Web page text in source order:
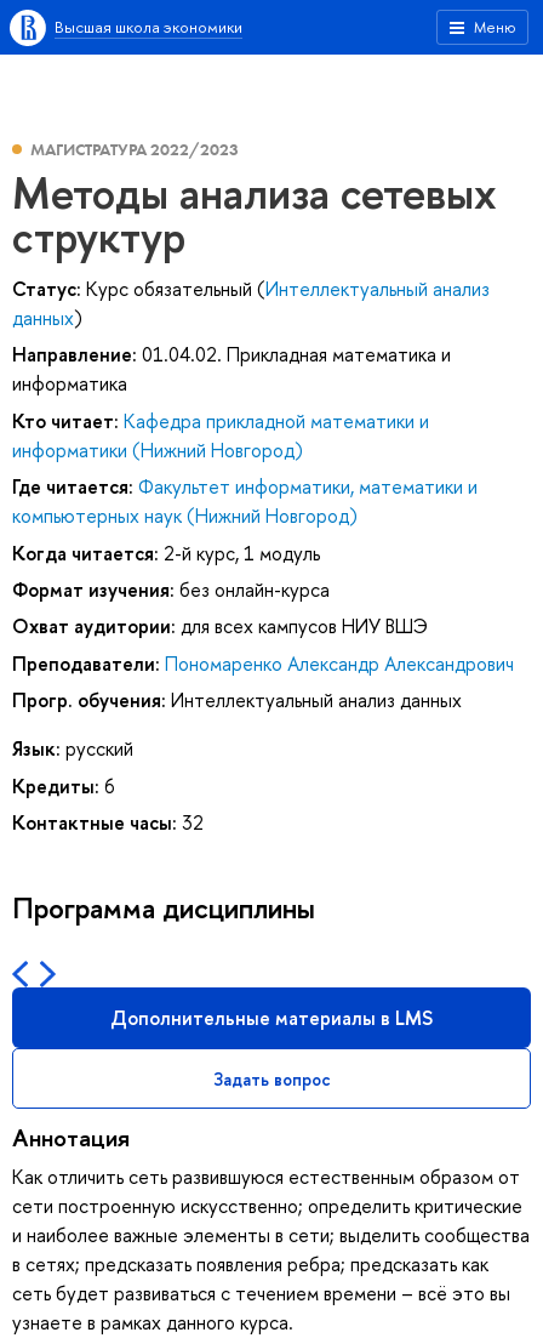
Меню
Высшая школа экономики
МАГИСТРАТУРА 2022/2023
Методы анализа сетевых
структур
Статус: Курс обязательный (Интеллектуальный анализ
данных)
Направление: 01.04.02. Прикладная математика и
информатика
Кто читает: Кафедра прикладной математики и
информатики (Нижний Новгород)
Где читается: Факультет информатики, математики и
компьютерных наук (Нижний Новгород)
Когда читается: 2-й курс, 1 модуль
Формат изучения: без онлайн-курса
Охват аудитории: для всех кампусов НИУ ВШЭ
Преподаватели: Пономаренко Александр Александрович
Прогр. обучения: Интеллектуальный анализ данных
Язык: русский
Кредиты: 6
Контактные часы: 32
Программа дисциплины
Дополнительные материалы в LMS
Задать вопрос
Аннотация
Как отличить сеть развившуюся естественным образом от
сети построенную искусственно; определить критические
и наиболее важные элементы в сети; выделить сообщества
в сетях; предсказать появления ребра; предсказать как
сеть будет развиваться с течением времени – всё это вы
узнаете в рамках данного курса.